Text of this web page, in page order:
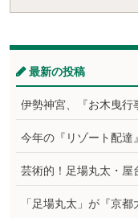
最新の投稿
伊勢神宮、『お木曳行
今年の『リゾート配達
芸術的！足場丸太・
「足場丸太」が『京